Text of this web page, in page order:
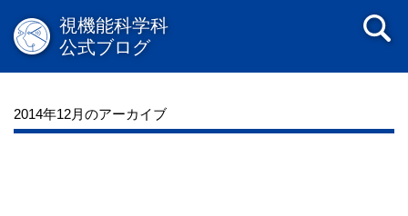
視機能科学科
公式ブログ
2014年12月のアーカイブ